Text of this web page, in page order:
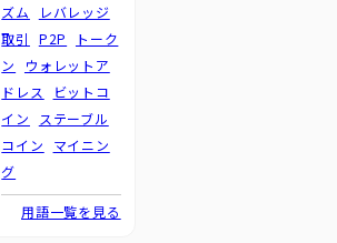
ズム
レバレッジ
取引
P2P
トーク
ン
ウォレットア
ドレス
ビットコ
イン
ステーブル
コイン
マイニン
グ
用語一覧を見る